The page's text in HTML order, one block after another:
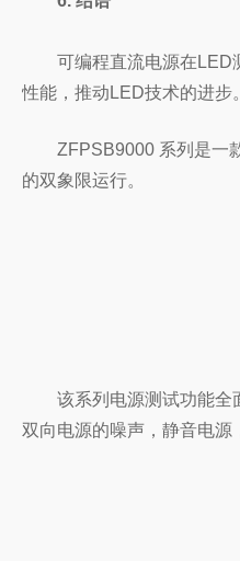
可编程直流电源在LED
性能，推动LED技术的进
ZFPSB9000 系列是一
的双象限运行。
该系列电源测试功能全
双向电源的噪声，静音电